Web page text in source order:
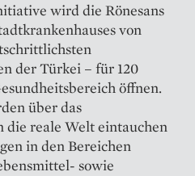
wird die Rönesans
von
der Türkei – für 120
öffnen.
über das
die reale Welt eintauchen
in den Bereichen
sowie